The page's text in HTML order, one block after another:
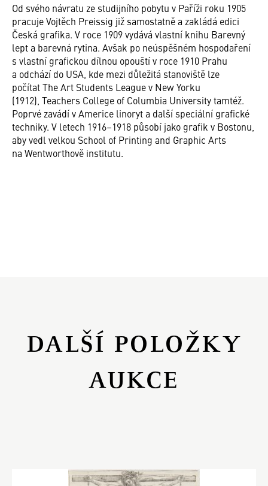
Od svého návratu ze studijního pobytu v Paříži roku 1905
pracuje Vojtěch Preissig již samostatně a zakládá edici
Česká grafika. V roce 1909 vydává vlastní knihu Barevný
lept a barevná rytina. Avšak po neúspěšném hospodaření
s vlastní grafickou dílnou opouští v roce 1910 Prahu
a odchází do USA, kde mezi důležitá stanoviště lze
počítat The Art Students League v New Yorku
(1912), Teachers College of Columbia University tamtéž.
Poprvé zavádí v Americe linoryt a další speciální grafické
techniky. V letech 1916–1918 působí jako grafik v Bostonu,
aby vedl velkou School of Printing and Graphic Arts
na Wentworthově institutu.
DALŠÍ POLOŽKY
AUKCE